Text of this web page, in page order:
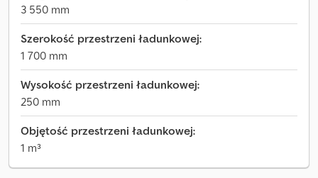
3 550 mm
Szerokość przestrzeni ładunkowej:
1 700 mm
Wysokość przestrzeni ładunkowej:
250 mm
Objętość przestrzeni ładunkowej:
1 m³